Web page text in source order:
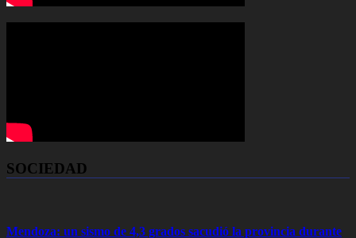
SOCIEDAD
Mendoza: un sismo de 4,3 grados sacudió la provincia durante